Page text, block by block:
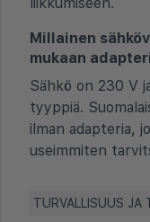
liikkumiseen.
Millainen
mukaan
Sähkö on 230 V
tyyppiä.
ilman adapteria,
useimmiten
TURVALLISUUS JA